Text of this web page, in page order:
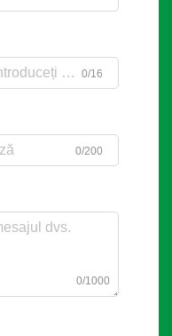
0/16
0/200
0/1000